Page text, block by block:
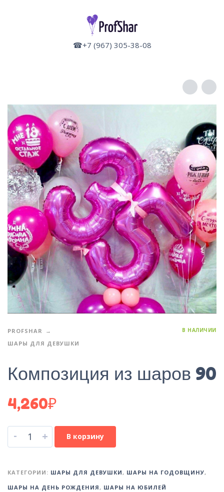
☎+7 (967) 305-38-08
PROFSHAR
ШАРЫ ДЛЯ ДЕВУШКИ
В НАЛИЧИИ
Композиция из шаров 90
4,260₽
- + В корзину
КАТЕГОРИИ: ШАРЫ ДЛЯ ДЕВУШКИ, ШАРЫ НА ГОДОВЩИНУ,
ШАРЫ НА ДЕНЬ РОЖДЕНИЯ, ШАРЫ НА ЮБИЛЕЙ